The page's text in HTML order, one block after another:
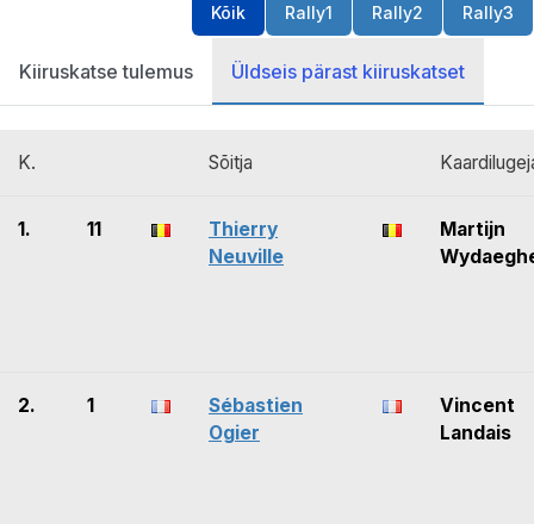
Kõik Rally1 Rally2 Rally3
Kiiruskatse tulemus Üldseis pärast kiiruskatset
K. Sõitja
1. 11
Thierry
Neuville
Martijn
2. 1
Sébastien
Ogier
Vincent
Landais